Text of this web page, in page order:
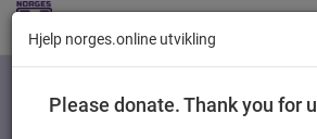
Kategorier
Hjelp norges.online utvikling
Please donate. Thank you for